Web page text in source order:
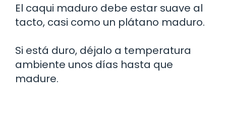
El caqui maduro debe estar suave al
tacto, casi como un plátano maduro.
Si está duro, déjalo a temperatura
ambiente unos días hasta que
madure.